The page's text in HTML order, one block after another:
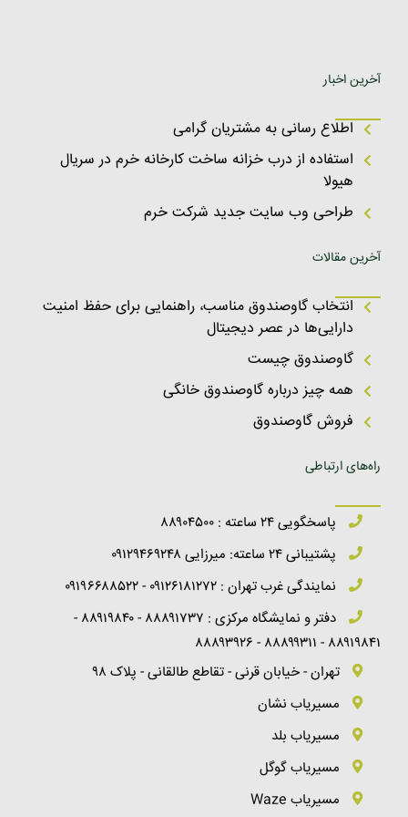
آخرین اخبار
اطلاع رسانی به مشتریان گرامی
استفاده از درب خزانه ساخت کارخانه خرم در سریال
هیولا
طراحی وب سایت جدید شرکت خرم
آخرین مقالات
انتخاب گاوصندوق مناسب، راهنمایی برای حفظ امنیت
دارایی‌ها در عصر دیجیتال
گاوصندوق چیست
همه چیز درباره گاوصندوق خانگی
فروش گاوصندوق
راه‌های ارتباطی
پاسخگویی ۲۴ ساعته : ۸۸۹۰۴۵۰۰
پشتیبانی ۲۴ ساعته: میرزایی ۰۹۱۲۹۴۶۹۲۴۸
نمایندگی غرب تهران : ۰۹۱۲۶۱۸۱۲۷۲ - ۰۹۱۹۶۶۸۸۵۲۲
دفتر و نمایشگاه مرکزی : ۸۸۸۹۱۷۳۷ - ۸۸۹۱۹۸۴۰ -
۸۸۹۱۹۸۴۱ - ۸۸۸۹۹۳۱۱ - ۸۸۸۹۳۹۲۶
تهران - خیابان قرنی - تقاطع طالقانی - پلاک ۹۸
مسیریاب نشان
مسیریاب بلد
مسیریاب گوگل
مسیریاب Waze